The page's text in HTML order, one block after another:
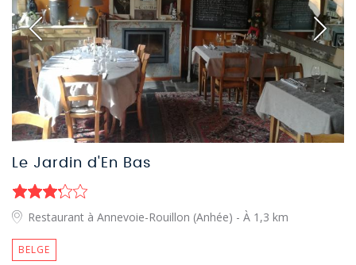
Le Jardin d'En Bas
Restaurant à Annevoie-Rouillon (Anhée) - À 1,3 km
BELGE